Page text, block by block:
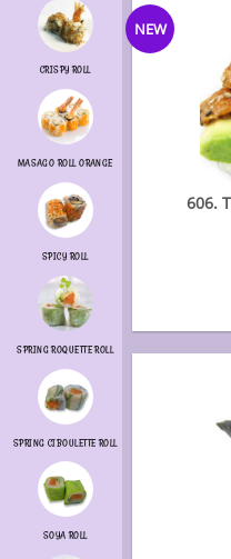
CRISPY ROLL
MASAGO ROLL ORANGE
SPICY ROLL
SPRING ROQUETTE ROLL
SPRING CIBOULETTE ROLL
SOYA ROLL
NEW
606.